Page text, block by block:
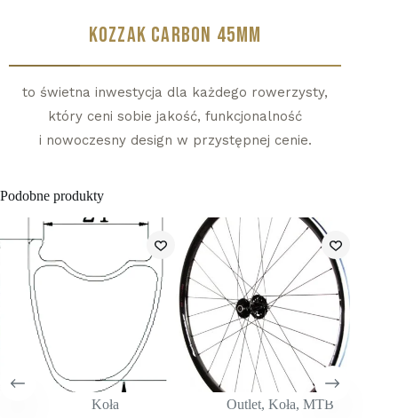
KOZZAK CARBON 45MM
to świetna inwestycja dla każdego rowerzysty,
który ceni sobie jakość, funkcjonalność
i nowoczesny design w przystępnej cenie.
Podobne produkty
Koła
Outlet,Koła,MTB